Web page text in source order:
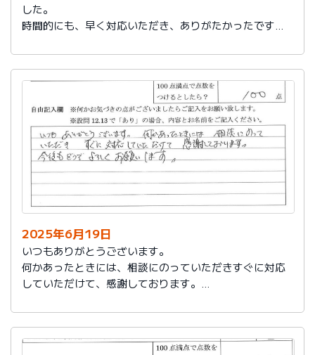
した。
時間的にも、早く対応いただき、ありがたかったです。
2025年6月19日
いつもありがとうございます。
何かあったときには、相談にのっていただきすぐに対応
していただけて、感謝しております。